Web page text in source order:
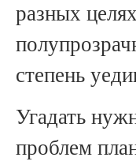
разных
степень
Угадать
проблем